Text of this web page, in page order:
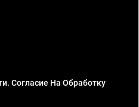
Согласие На Обработку